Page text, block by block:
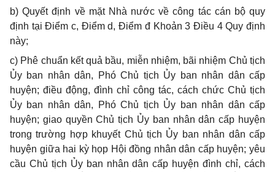
b) Quyết định về mặt Nhà nước về công tác cán bộ quy
định tại Điểm c, Điểm d, Điểm đ Khoản 3 Điều 4 Quy định
này;
c) Phê chuẩn kết quả bầu, miễn nhiệm, bãi nhiệm Chủ tịch
Ủy ban nhân dân, Phó Chủ tịch Ủy ban nhân dân cấp
huyện; điều động, đình chỉ công tác, cách chức Chủ tịch
Ủy ban nhân dân, Phó Chủ tịch Ủy ban nhân dân cấp
huyện; giao quyền Chủ tịch Ủy ban nhân dân cấp huyện
trong trường hợp khuyết Chủ tịch Ủy ban nhân dân cấp
huyện giữa hai kỳ họp Hội đồng nhân dân cấp huyện; yêu
cầu Chủ tịch Ủy ban nhân dân cấp huyện đình chỉ, cách